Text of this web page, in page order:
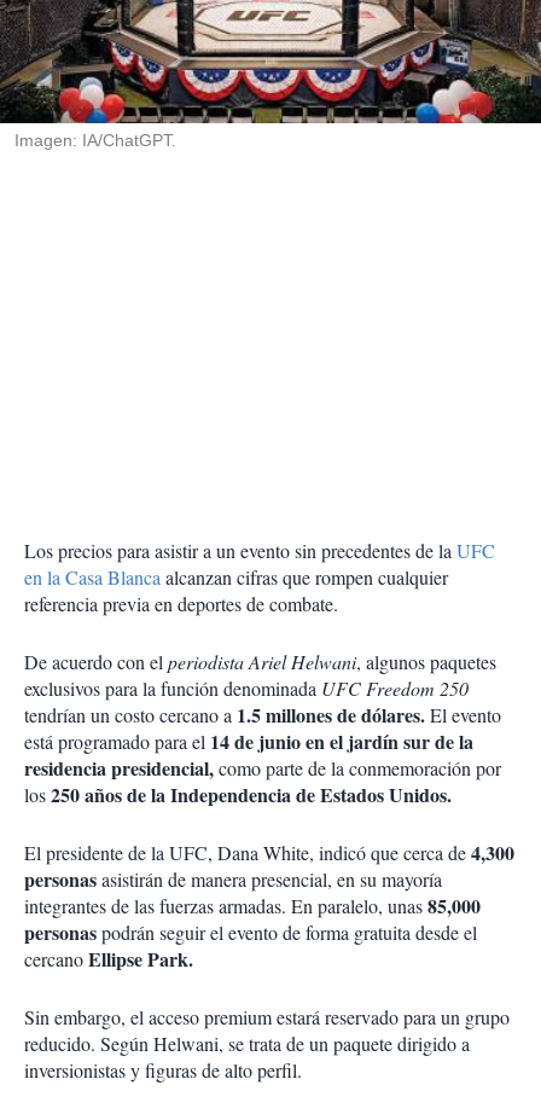
a
r
t
i
r
Imagen: IA/ChatGPT.
Los precios para asistir a un evento sin precedentes de laUFC
en la Casa Blancaalcanzan cifras que rompen cualquier
referencia previa en deportes de combate.
De acuerdo con elperiodistaAriel Helwani, algunos paquetes
exclusivos para la función denominada UFC Freedom 250
tendrían un costo cercano a 1.5 millones de dólares.El evento
está programado para el 14 de junio en el jardín sur de la
residencia presidencial,como parte de la conmemoración por
los250 años de la Independencia de Estados Unidos.
El presidente de la UFC, Dana White, indicó que cerca de4,300
personasasistirán de manera presencial, en su mayoría
integrantes de las fuerzas armadas. En paralelo, unas85,000
personaspodrán seguir el evento de forma gratuita desde el
cercanoEllipse Park.
Sin embargo, el acceso premium estará reservado para un grupo
reducido. Según Helwani, se trata de un paquete dirigido a
inversionistas y figuras de alto perfil.